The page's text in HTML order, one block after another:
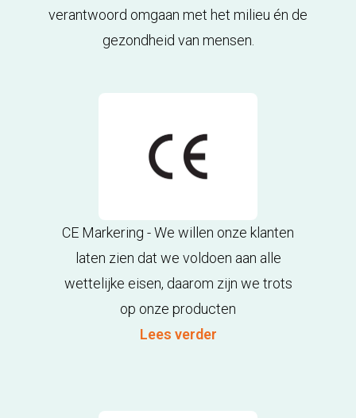
verantwoord omgaan met het milieu én de
gezondheid van mensen.
CE Markering - We willen onze klanten
laten zien dat we voldoen aan alle
wettelijke eisen, daarom zijn we trots
op onze producten
Lees verder